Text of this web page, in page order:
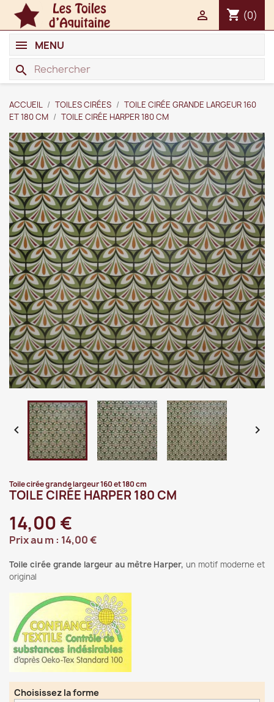
shopping_cart (0)

search
MENU
ACCUEIL TOILES CIRÉES
TOILE CIRÉE GRANDE LARGEUR 160
ET 180 CM
TOILE CIRÉE HARPER 180 CM
 
Toile cirée grande largeur 160 et 180 cm
TOILE CIRÉE HARPER 180 CM
14,00 €
Prix au m : 14,00 €
Toile cirée grande largeur au mètre Harper,un motif moderne et
original
Choisissez la forme